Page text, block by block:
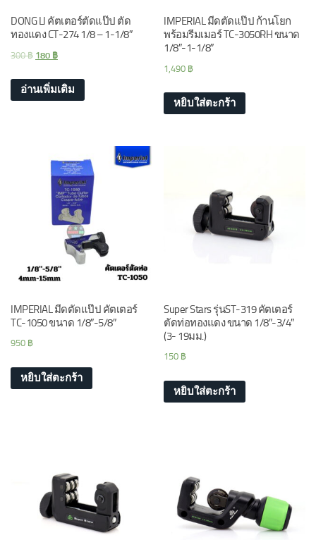
DONG LI คัตเตอร์ตัดแป๊ป ตัด
ทองแดง CT-274 1/8 – 1-1/8″
300฿ 180 ฿
อ่านเพิ่มเติม
IMPERIAL มีดตัดแป๊ป ก้านโยก
พร้อมรีมเมอร์ TC-3050RH ขนาด
1/8″-1-1/8″
1,490 ฿
หยิบใส่ตะกร้า
IMPERIAL มีดตัดแป๊ป คัตเตอร์
TC-1050 ขนาด 1/8″-5/8″
950 ฿
หยิบใส่ตะกร้า
Super Stars รุ่นST-319 คัตเตอร์
ตัดท่อทองแดง ขนาด 1/8″-3/4″
(3- 19มม.)
150 ฿
หยิบใส่ตะกร้า